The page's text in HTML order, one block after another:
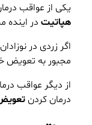
یکی از عواقب
هپاتیت در اینده
اگر زردی در
مجبور به تعویض
از دیگر عواقب
درمان کردن